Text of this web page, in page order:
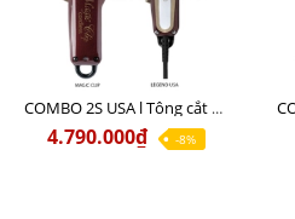
COMBO 2S USA l Tông cắt LEGEND USA CÓ DÂY 220V + Tông pin MAGIC CLIP
4.790.000₫ -8%